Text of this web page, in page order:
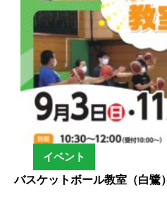
イベント
バスケットボール教室（白鷺）